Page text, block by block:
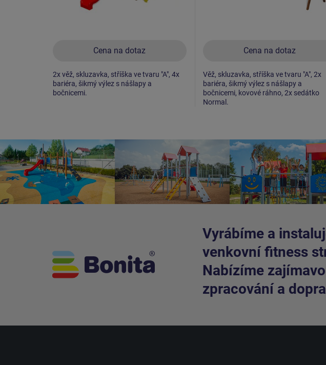
Cena na dotaz
2x věž, skluzavka, stříška ve tvaru "A", 4x
bariéra, šikmý výlez s nášlapy a
bočnicemi.
Cena na dotaz
Věž, skluzavka, stříška ve tvaru "A", 2x
bariéra, šikmý výlez s nášlapy a
bočnicemi, kovové ráhno, 2x sedátko
Normal.
Vyrábíme a
venkovní fitness
Nabízíme
zpracování a